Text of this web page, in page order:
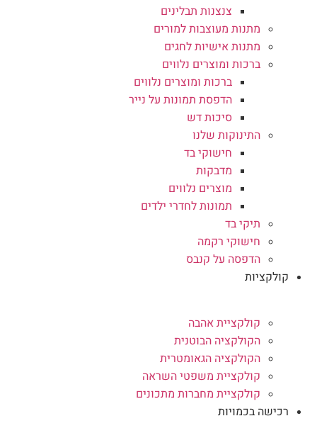
צנצנות תבלינים
מתנות מעוצבות למורים
מתנות אישיות לחגים
ברכות ומוצרים נלווים
ברכות ומוצרים נלווים
הדפסת תמונות על נייר
סיכות דש
התינוקות שלנו
חישוקי בד
מדבקות
מוצרים נלווים
תמונות לחדרי ילדים
תיקי בד
חישוקי רקמה
הדפסה על קנבס
קולקציות
קולקציית אהבה
הקולקציה הבוטנית
הקולקציה הגאומטרית
קולקציית משפטי השראה
קולקציית מחברות מתכונים
רכישה בכמויות